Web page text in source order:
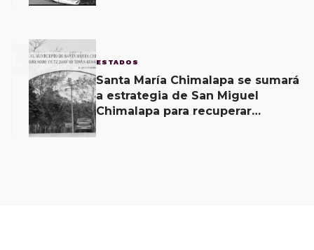
3 ESTADOS
Santa María Chimalapa se sumará
a estrategia de San Miguel
Chimalapa para recuperar